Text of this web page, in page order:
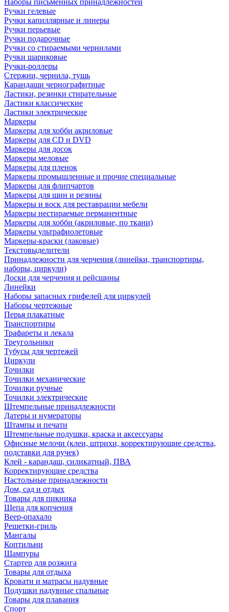
Наборы письменных принадлежностей
Ручки гелевые
Ручки капиллярные и линеры
Ручки перьевые
Ручки подарочные
Ручки со стираемыми чернилами
Ручки шариковые
Ручки-роллеры
Стержни, чернила, тушь
Карандаши чернографитные
Ластики, резинки стирательные
Ластики классические
Ластики электрические
Маркеры
Маркеры для хобби акриловые
Маркеры для CD и DVD
Маркеры для досок
Маркеры меловые
Маркеры для пленок
Маркеры промышленные и прочие специальные
Маркеры для флипчартов
Маркеры для шин и резины
Маркеры и воск для реставрации мебели
Маркеры нестираемые перманентные
Маркеры для хобби (акриловые, по ткани)
Маркеры ультрафиолетовые
Маркеры-краски (лаковые)
Текстовыделители
Принадлежности для черчения (линейки, транспортиры,
наборы, циркули)
Доски для черчения и рейсшины
Линейки
Наборы запасных грифелей для циркулей
Наборы чертежные
Перья плакатные
Транспортиры
Трафареты и лекала
Треугольники
Тубусы для чертежей
Циркули
Точилки
Точилки механические
Точилки ручные
Точилки электрические
Штемпельные принадлежности
Датеры и нумераторы
Штампы и печати
Штемпельные подушки, краска и аксессуары
Офисные мелочи (клеи, штрихи, корректирующие средства,
подставки для ручек)
Клей - карандаш, силикатный, ПВА
Корректирующие средства
Настольные принадлежности
Дом, сад и отдых
Товары для пикника
Щепа для копчения
Веер-опахало
Решетки-гриль
Мангалы
Коптильни
Шампуры
Стартер для розжига
Товары для отдыха
Кровати и матрасы надувные
Подушки надувные спальные
Товары для плавания
Спорт